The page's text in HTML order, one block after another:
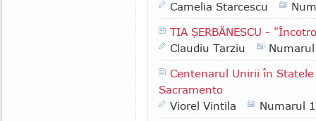
Camelia Starcescu
TIA ŞERBĂNESCU -
Claudiu Tarziu
Centenarul Unirii în
Sacramento
Viorel Vintila
Numarul